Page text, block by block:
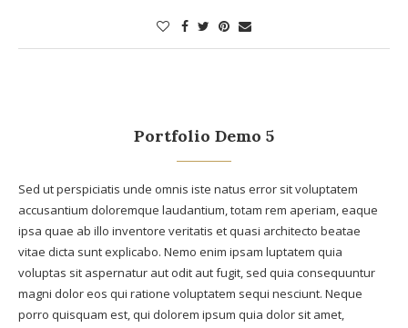
Portfolio Demo 5
Sed ut perspiciatis unde omnis iste natus error sit voluptatem
accusantium doloremque laudantium, totam rem aperiam, eaque
ipsa quae ab illo inventore veritatis et quasi architecto beatae
vitae dicta sunt explicabo. Nemo enim ipsam luptatem quia
voluptas sit aspernatur aut odit aut fugit, sed quia consequuntur
magni dolor eos qui ratione voluptatem sequi nesciunt. Neque
porro quisquam est, qui dolorem ipsum quia dolor sit amet,